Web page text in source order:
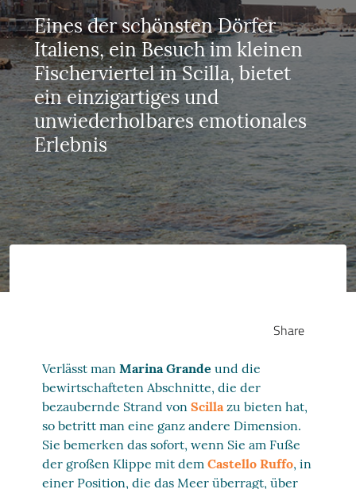
Eines der schönsten Dörfer
Italiens, ein Besuch im kleinen
Fischerviertel in Scilla, bietet
ein einzigartiges und
unwiederholbares emotionales
Erlebnis
Share
Verlässt manMarina Grande und die
bewirtschafteten Abschnitte, die der
bezaubernde Strand vonScillazu bieten hat,
so betritt man eine ganz andere Dimension.
Sie bemerken das sofort, wenn Sie am Fuße
der großen Klippe mit demCastello Ruffo, in
einer Position, die das Meer überragt, über